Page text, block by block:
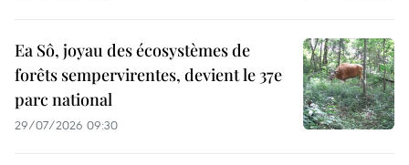
Ea Sô, joyau des écosystèmes de
forêts sempervirentes, devient le 37e
parc national
29/07/2026 09:30